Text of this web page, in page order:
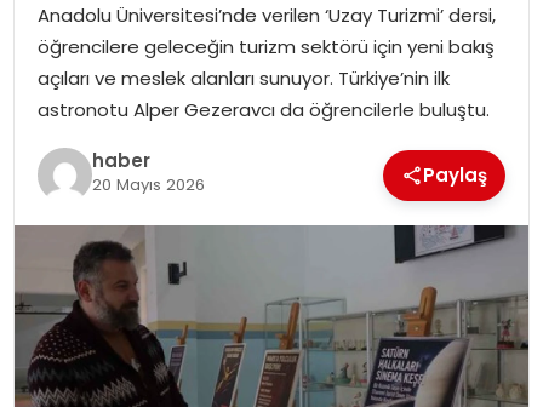
Anadolu Üniversitesi’nde verilen ‘Uzay Turizmi’ dersi,
öğrencilere geleceğin turizm sektörü için yeni bakış
açıları ve meslek alanları sunuyor. Türkiye’nin ilk
astronotu Alper Gezeravcı da öğrencilerle buluştu.
haber
20 Mayıs 2026 Paylaş